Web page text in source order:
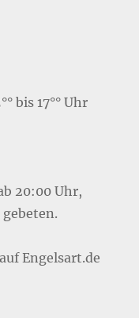
bis 17°° Uhr
20:00 Uhr,
Engelsart.de